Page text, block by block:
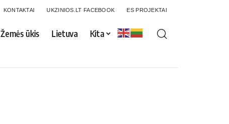
KONTAKTAI UKZINIOS.LT FACEBOOK ES PROJEKTAI
Žemės ūkis Lietuva Kita